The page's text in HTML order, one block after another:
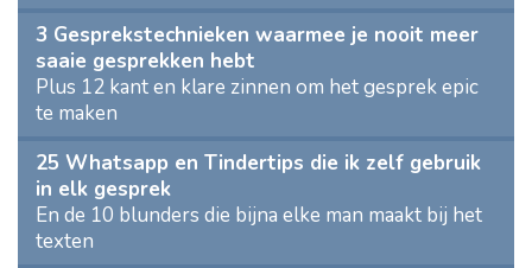
3 Gesprekstechnieken waarmee je nooit meer
saaie gesprekken hebt
Plus 12 kant en klare zinnen om het gesprek epic
te maken
25 Whatsapp en Tindertips die ik zelf gebruik
in elk gesprek
En de 10 blunders die bijna elke man maakt bij het
texten